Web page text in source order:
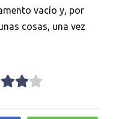
vacío y, por
cosas, una vez